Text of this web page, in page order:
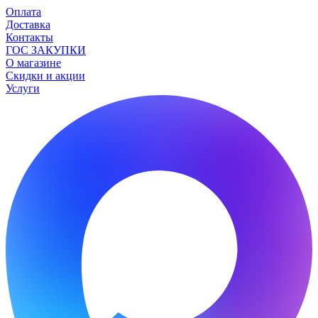
Оплата
Доставка
Контакты
ГОС ЗАКУПКИ
О магазине
Скидки и акции
Услуги